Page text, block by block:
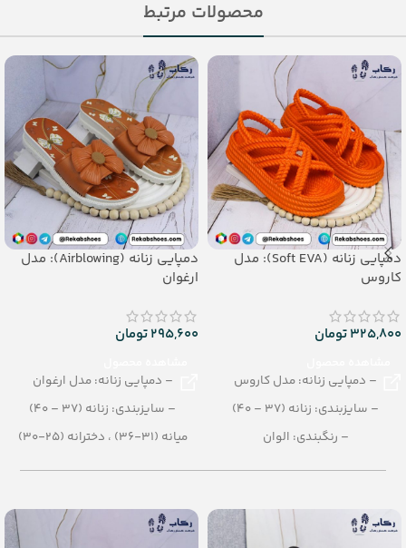
محصولات مرتبط
دمپایی زنانه (Soft EVA): مدل
کاروس
325,800تومان
– دمپایی زنانه: مدل کاروس
– سایزبندی: زنانه (37 – 40)
– رنگبندی: الوان
– تعداد در کارتن: 16 جفت
دمپایی زنانه (Airblowing): مدل
ارغوان
295,600تومان
– دمپایی زنانه: مدل ارغوان
– سایزبندی: زنانه (37 – 40)
میانه (31-36) ، دخترانه (25-30)
– رنگبندی: الوان
– جنس: Airblowing